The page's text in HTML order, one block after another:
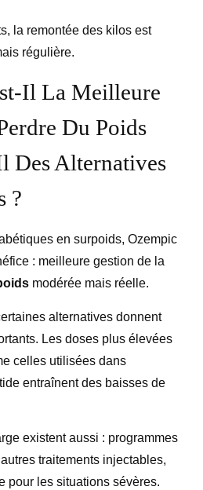
la remontée des kilos est
régulière.
Il La Meilleure
Du Poids
Des Alternatives
?
en surpoids, Ozempic
: meilleure gestion de la
modérée mais réelle.
alternatives donnent
Les doses plus élevées
celles utilisées dans
entraînent des baisses de
existent aussi : programmes
traitements injectables,
pour les situations sévères.